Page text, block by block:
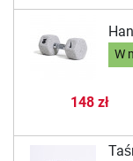
W
148 zł